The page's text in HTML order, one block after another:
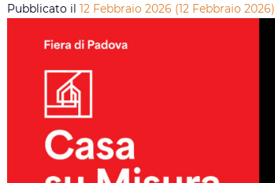
Pubblicato il 12 Febbraio 2026 (12 Febbraio 2026)